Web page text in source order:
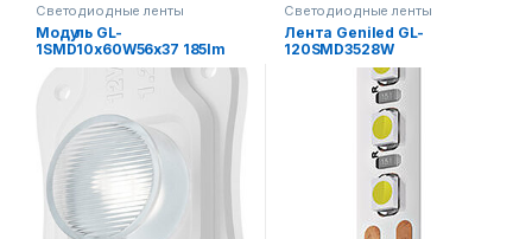
Светодиодные ленты
Модуль GL-
1SMD10x60W56x37 185lm
2,2w
Светодиодные ленты
Лента Geniled GL-
120SMD3528W